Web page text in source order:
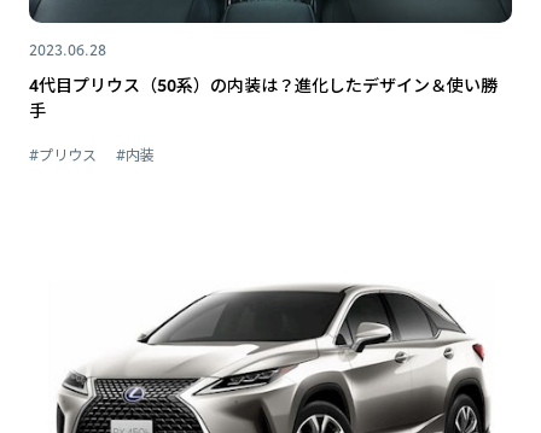
2023.06.28
4代目プリウス（50系）の内装は？進化したデザイン＆使い勝
手
#プリウス #内装